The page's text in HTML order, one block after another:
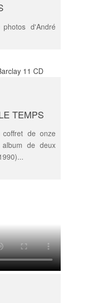
d'André
TEMPS
de onze
album de deux